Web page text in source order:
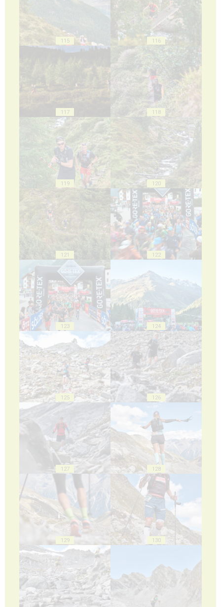
115 116
117 118
119 120
121 122
123 124
125 126
127 128
129 130